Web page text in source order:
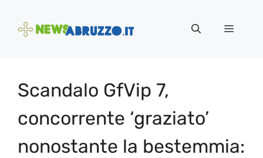
Menu
Scandalo GfVip 7,
concorrente ‘graziato’
nonostante la bestemmia: